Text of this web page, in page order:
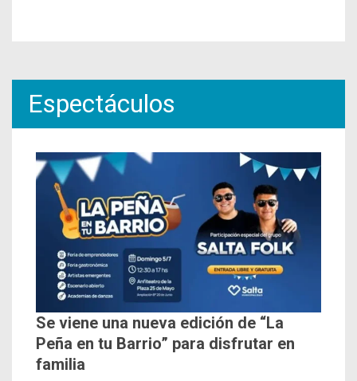
Espectáculos
Se viene una nueva edición de “La
Peña en tu Barrio” para disfrutar en
familia